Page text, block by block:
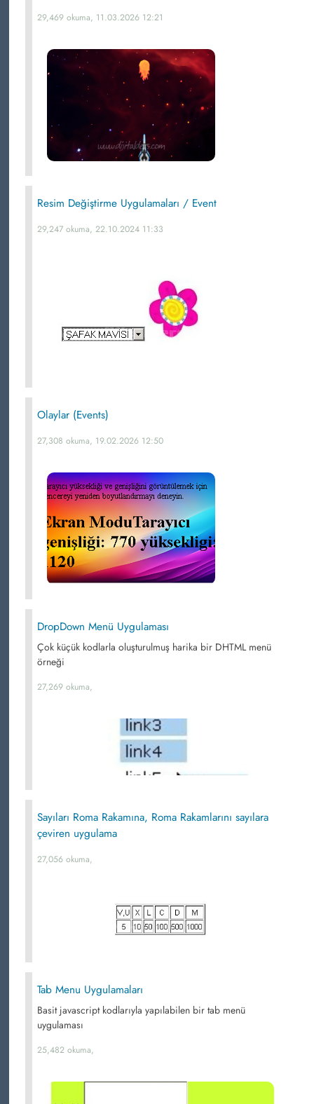
29,469 okuma, 11.03.2026 12:21
Resim Değiştirme Uygulamaları / Event
29,247 okuma, 22.10.2024 11:33
Olaylar (Events)
27,308 okuma, 19.02.2026 12:50
DropDown Menü Uygulaması
Çok küçük kodlarla oluşturulmuş harika bir DHTML menü
örneği
27,269 okuma,
Sayıları Roma Rakamına, Roma Rakamlarını sayılara
çeviren uygulama
27,056 okuma,
Tab Menu Uygulamaları
Basit javascript kodlarıyla yapılabilen bir tab menü
uygulaması
25,482 okuma,